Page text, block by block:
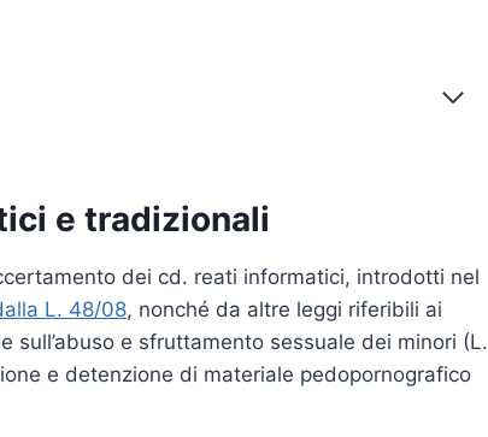
e tradizionali
dei cd. reati informatici, introdotti nel
L. 48/08, nonché da altre leggi riferibili ai
e sfruttamento sessuale dei minori (L.
e detenzione di materiale pedopornografico